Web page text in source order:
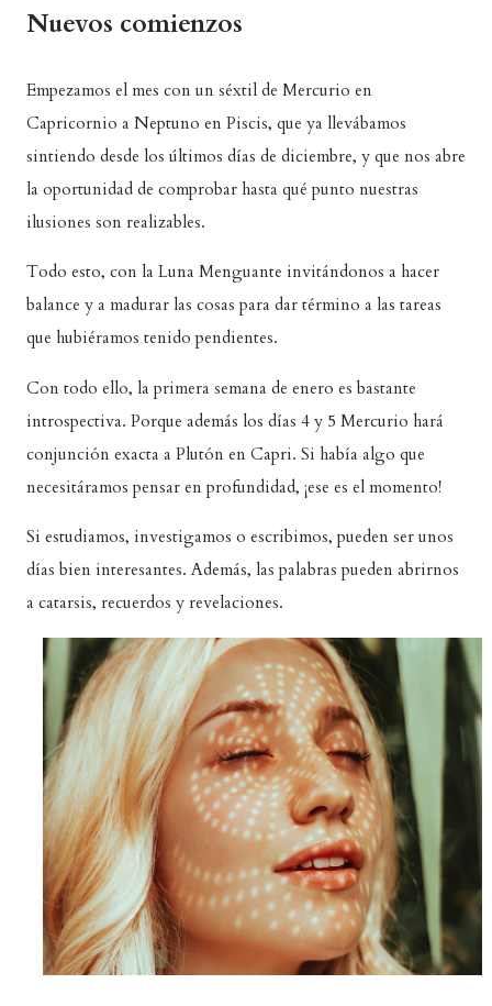
Nuevos comienzos
Empezamos el mes con un séxtil de Mercurio en
Capricornio a Neptuno en Piscis, que ya llevábamos
sintiendo desde los últimos días de diciembre, y que nos abre
la oportunidad de comprobar hasta qué punto nuestras
ilusiones son realizables.
Todo esto, con la Luna Menguante invitándonos a hacer
balance y a madurar las cosas para dar término a las tareas
que hubiéramos tenido pendientes.
Con todo ello, la primera semana de enero es bastante
introspectiva. Porque además los días 4 y 5 Mercurio hará
conjunción exacta a Plutón en Capri. Si había algo que
necesitáramos pensar en profundidad, ¡ese es el momento!
Si estudiamos, investigamos o escribimos, pueden ser unos
días bien interesantes. Además, las palabras pueden abrirnos
a catarsis, recuerdos y revelaciones.